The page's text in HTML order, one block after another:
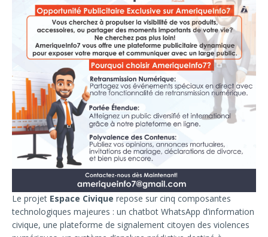
Le projet Espace Civique repose sur cinq composantes
technologiques majeures : un chatbot WhatsApp d’information
civique, une plateforme de signalement citoyen des violences